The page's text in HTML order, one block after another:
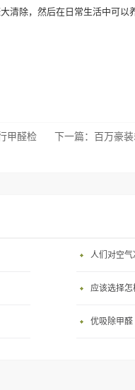
除，然后在日常生活中可以
甲醛检 下一篇： 百万豪
人们对空气
应该选择怎
优吸除甲醛